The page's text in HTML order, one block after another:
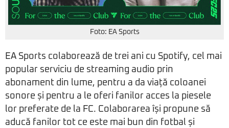
Foto: EA Sports
EA Sports colaborează de trei ani cu Spotify, cel mai
popular serviciu de streaming audio prin
abonament din lume, pentru a da viață coloanei
sonore și pentru a le oferi fanilor acces la piesele
lor preferate de la FC. Colaborarea își propune să
aducă fanilor tot ce este mai bun din fotbal și